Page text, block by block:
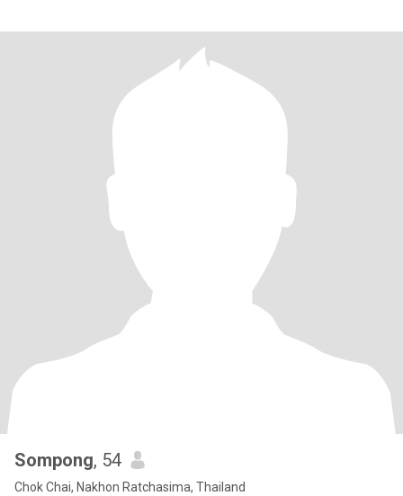
Sompong, 54
Chok Chai, Nakhon Ratchasima, Thailand